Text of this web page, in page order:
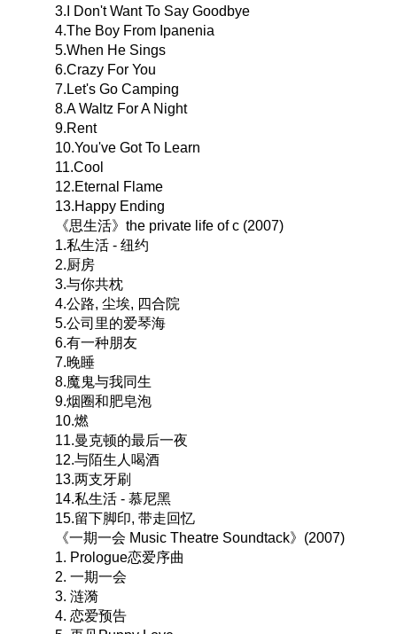
3.I Don't Want To Say Goodbye
4.The Boy From Ipanenia
5.When He Sings
6.Crazy For You
7.Let's Go Camping
8.A Waltz For A Night
9.Rent
10.You've Got To Learn
11.Cool
12.Eternal Flame
13.Happy Ending
《思生活》the private life of c (2007)
1.私生活 - 纽约
2.厨房
3.与你共枕
4.公路, 尘埃, 四合院
5.公司里的爱琴海
6.有一种朋友
7.晚睡
8.魔鬼与我同生
9.烟圈和肥皂泡
10.燃
11.曼克顿的最后一夜
12.与陌生人喝酒
13.两支牙刷
14.私生活 - 慕尼黑
15.留下脚印, 带走回忆
《一期一会 Music Theatre Soundtack》(2007)
1. Prologue恋爱序曲
2. 一期一会
3. 涟漪
4. 恋爱预告